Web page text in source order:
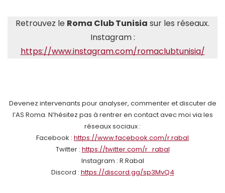
Retrouvez le Roma Club Tunisia sur les réseaux.
Instagram :
https://www.instagram.com/romaclubtunisia/
Devenez intervenants pour analyser, commenter et discuter de
l’AS Roma. N’hésitez pas à rentrer en contact avec moi via les
réseaux sociaux :
Facebook : https://www.facebook.com/r.rabal
Twitter : https://twitter.com/r_rabal
Instagram : R.Rabal
Discord : https://discord.gg/sp3MvQ4